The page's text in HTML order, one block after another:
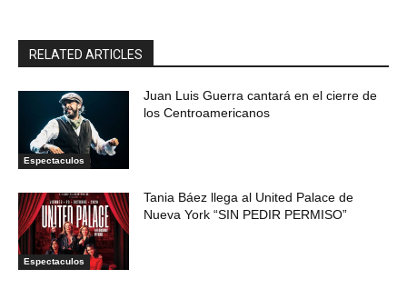
RELATED ARTICLES
Espectaculos
Juan Luis Guerra cantará en el cierre de
los Centroamericanos
Espectaculos
Tania Báez llega al United Palace de
Nueva York “SIN PEDIR PERMISO”